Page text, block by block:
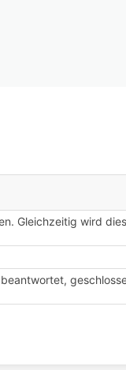
Gleichzeitig wird